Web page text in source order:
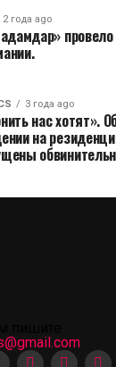
2 года ago
адамдар»
3 года ago
нас хотят».
на